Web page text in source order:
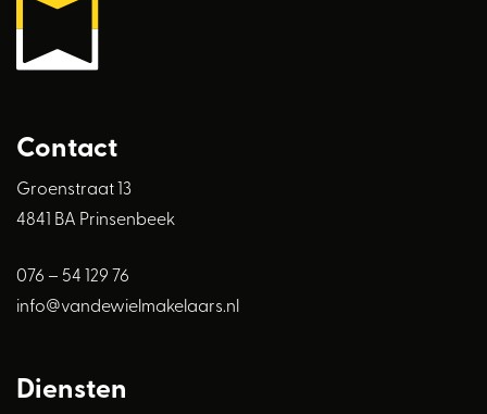
Contact
Groenstraat 13
4841 BA Prinsenbeek
076 – 54 129 76
info@vandewielmakelaars.nl
Diensten